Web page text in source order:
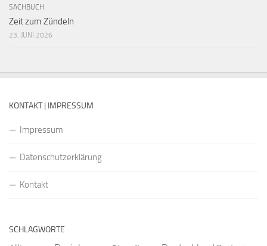
SACHBUCH
Zeit zum Zündeln
23. JUNI 2026
KONTAKT | IMPRESSUM
Impressum
Datenschutzerklärung
Kontakt
SCHLAGWORTE